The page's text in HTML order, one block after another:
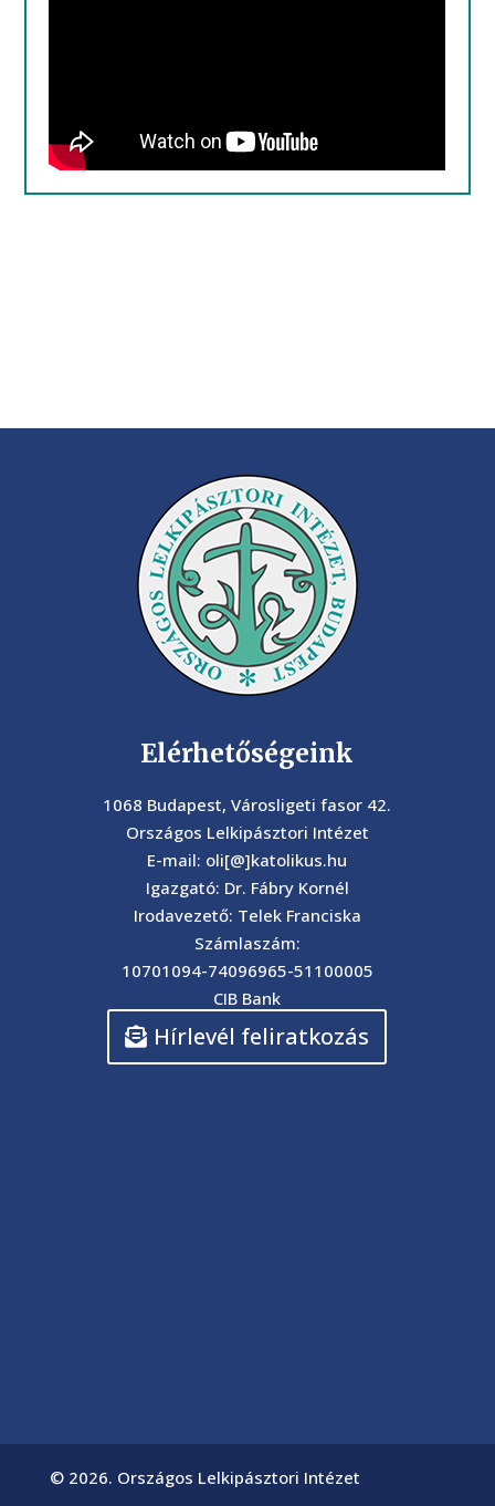
Elérhetőségeink
1068 Budapest, Városligeti fasor 42.
Országos Lelkipásztori Intézet
E-mail: oli[@]katolikus.hu
Igazgató: Dr. Fábry Kornél
Irodavezető: Telek Franciska
Számlaszám:
10701094-74096965-51100005
CIB Bank
Hírlevél feliratkozás
© 2026. Országos Lelkipásztori Intézet